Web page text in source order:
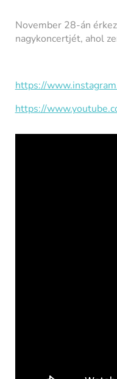
November 28-án
nagykoncertjét, ahol
https://
https://